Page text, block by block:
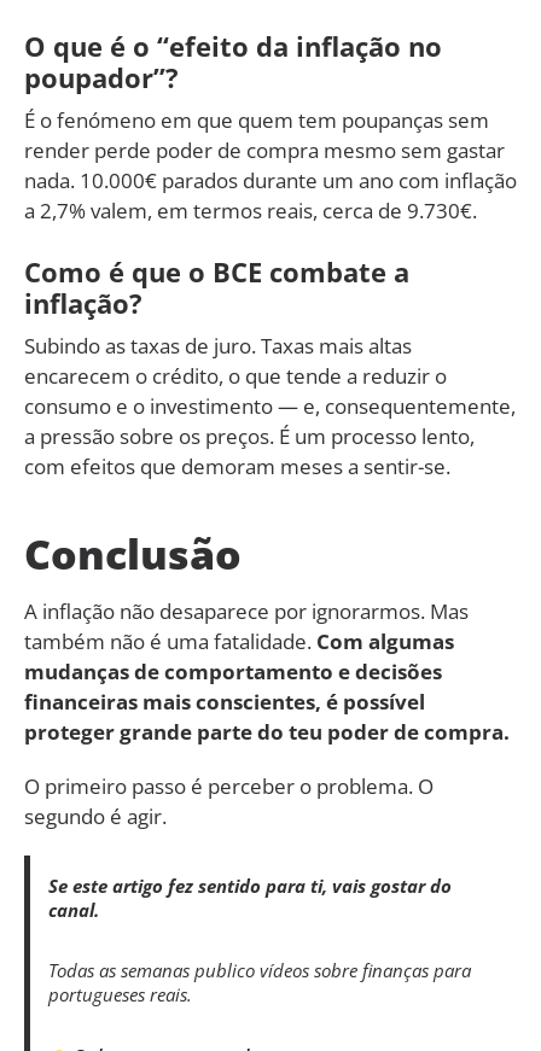
O que é o “efeito da inflação no
poupador”?
É o fenómeno em que quem tem poupanças sem
render perde poder de compra mesmo sem gastar
nada. 10.000€ parados durante um ano com inflação
a 2,7% valem, em termos reais, cerca de 9.730€.
Como é que o BCE combate a
inflação?
Subindo as taxas de juro. Taxas mais altas
encarecem o crédito, o que tende a reduzir o
consumo e o investimento — e, consequentemente,
a pressão sobre os preços. É um processo lento,
com efeitos que demoram meses a sentir-se.
Conclusão
A inflação não desaparece por ignorarmos. Mas
também não é uma fatalidade. Com algumas
mudanças de comportamento e decisões
financeiras mais conscientes, é possível
proteger grande parte do teu poder de compra.
O primeiro passo é perceber o problema. O
segundo é agir.
Se este artigo fez sentido para ti, vais gostar do
canal.
Todas as semanas publico vídeos sobre finanças para
portugueses reais.